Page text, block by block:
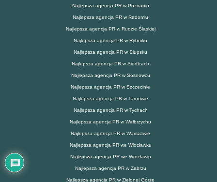
Najlepsza agencja PR w Poznaniu
Najlepsza agencja PR w Radomiu
Najlepsza agencja PR w Rudzie Śląskiej
Najlepsza agencja PR w Rybniku
Najlepsza agencja PR w Słupsku
Najlepsza agencja PR w Siedlcach
Najlepsza agencja PR w Sosnowcu
Najlepsza agencja PR w Szczecinie
Najlepsza agencja PR w Tarnowie
Najlepsza agencja PR w Tychach
Najlepsza agencja PR w Wałbrzychu
Najlepsza agencja PR w Warszawie
Najlepsza agencja PR we Włocławku
Najlepsza agencja PR we Wrocławiu
Najlepsza agencja PR w Zabrzu
Najlepsza agencja PR w Zielonej Górze